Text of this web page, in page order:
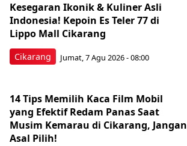
Cikarang
Kesegaran Ikonik & Kuliner Asli
Indonesia! Kepoin Es Teler 77 di
Lippo Mall Cikarang
Jumat, 7 Agu 2026 - 08:00
14 Tips Memilih Kaca Film Mobil
yang Efektif Redam Panas Saat
Musim Kemarau di Cikarang, Jangan
Asal Pilih!